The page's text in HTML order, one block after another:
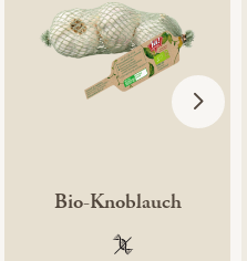
Bio-Knoblauch
100 %